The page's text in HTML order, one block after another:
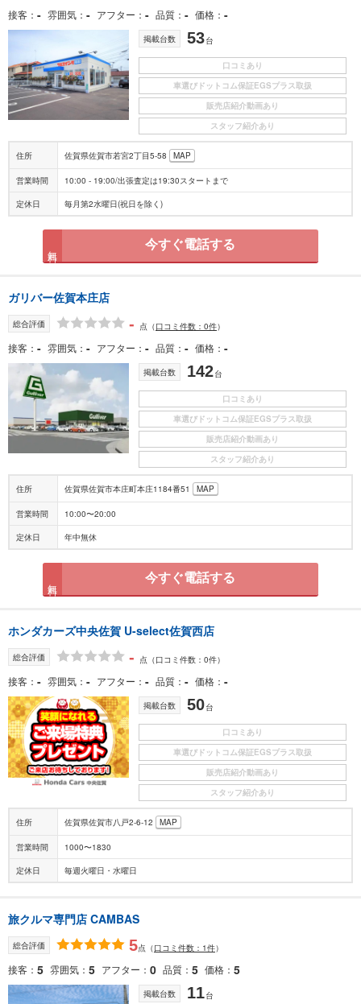
接客 - 雰囲気 - アフター - 品質 - 価格 -
掲載台数 53台
口コミあり
車選びドットコム保証EGSプラス取扱
販売店紹介動画あり
スタッフ紹介あり
住所 佐賀県佐賀市若宮2丁目5-58 MAP
営業時間 10:00 - 19:00/出張査定は19:30スタートまで
定休日 毎月第2水曜日(祝日を除く)
今すぐ電話する
ガリバー佐賀本庄店
総合評価 - 点 （口コミ件数：0件）
接客 - 雰囲気 - アフター - 品質 - 価格 -
掲載台数 142台
口コミあり
車選びドットコム保証EGSプラス取扱
販売店紹介動画あり
スタッフ紹介あり
住所 佐賀県佐賀市本庄町本庄1184番51 MAP
営業時間 10:00〜20:00
定休日 年中無休
今すぐ電話する
ホンダカーズ中央佐賀 U-select佐賀西店
総合評価 - 点 （口コミ件数：0件）
接客 - 雰囲気 - アフター - 品質 - 価格 -
掲載台数 50台
口コミあり
車選びドットコム保証EGSプラス取扱
販売店紹介動画あり
スタッフ紹介あり
住所 佐賀県佐賀市八戸2-6-12 MAP
営業時間 1000〜1830
定休日 毎週火曜日・水曜日
旅クルマ専門店 CAMBAS
総合評価 5点 （口コミ件数：1件）
接客 5 雰囲気 5 アフター 0 品質 5 価格 5
掲載台数 11台